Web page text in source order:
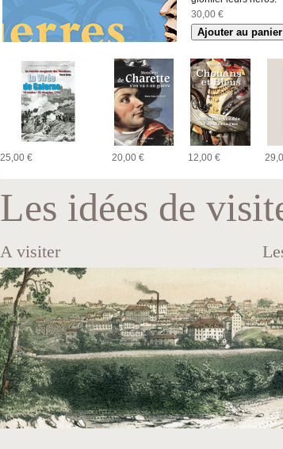
30,00 €
25,00 € 20,00 € 12,00 €
Les idées de
A visiter